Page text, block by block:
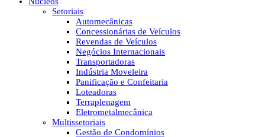
Setoriais
Automecânicas
Concessionárias de Veículos
Revendas de Veículos
Negócios Internacionais
Transportadoras
Indústria Moveleira
Panificação e Confeitaria
Loteadoras
Terraplenagem
Eletrometalmecânica
Multissetoriais
Gestão de Condomínios